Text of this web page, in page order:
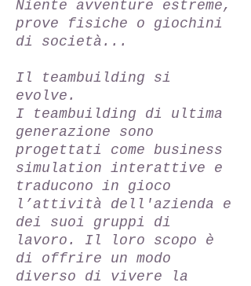
Niente avventure estreme,
prove fisiche o giochini
di società...
Il teambuilding si
evolve.
I teambuilding di ultima
generazione sono
progettati come business
simulation interattive e
traducono in gioco
l’attività dell'azienda e
dei suoi gruppi di
lavoro. Il loro scopo è
di offrire un modo
diverso di vivere la